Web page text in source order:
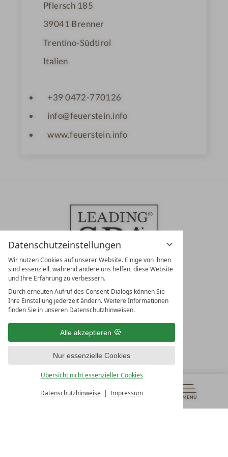
Datenschutzeinstellungen
Wir nutzen Cookies auf unserer Website. Einige von ihnen
sind essenziell, während andere uns helfen, diese Website
und Ihre Erfahrung zu verbessern.
Durch erneuten Aufruf des Consent-Dialogs können Sie
Ihre Einstellung jederzeit ändern. Weitere Informationen
finden Sie in unseren Datenschutzhinweisen.
Alle akzeptieren
Nur essenzielle Cookies
Übersicht nicht essenzieller Cookies
Datenschutzhinweise Impressum
MENÜ
GUTSCHEINE & MEHR ALLE RESORTS
Pflersch 185
39041 Brenner
Trentino-Südtirol
Italien
+39 0472-770126
info@feuerstein.info
www.feuerstein.info
LEADING SPA RESORTS
10. Oktober Str. 17/Top 1
Österreich
T +43 4242 22077
UNSERE ÖFFNUNGSZEITEN